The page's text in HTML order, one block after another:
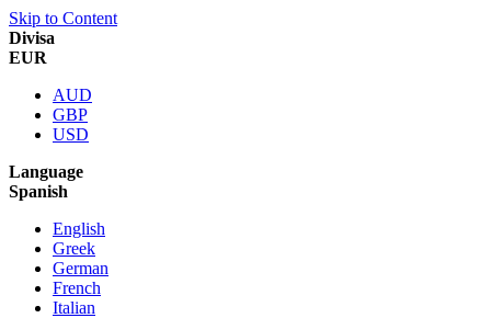
Skip to Content
Divisa
EUR
AUD
GBP
USD
Language
Spanish
English
Greek
German
French
Italian